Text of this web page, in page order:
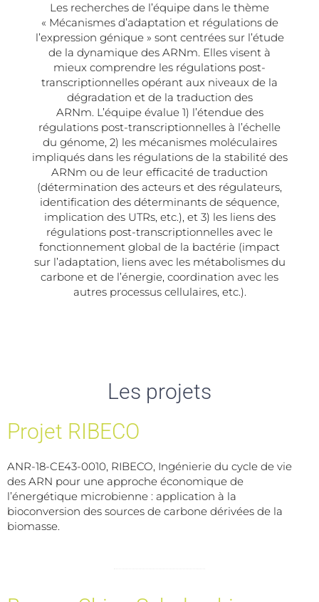
Les recherches de l’équipe dans le thème
« Mécanismes d’adaptation et régulations de
l’expression génique » sont centrées sur l’étude
de la dynamique des ARNm. Elles visent à
mieux comprendre les régulations post-
transcriptionnelles opérant aux niveaux de la
dégradation et de la traduction des
ARNm. L’équipe évalue 1) l’étendue des
régulations post-transcriptionnelles à l’échelle
du génome, 2) les mécanismes moléculaires
impliqués dans les régulations de la stabilité des
ARNm ou de leur efficacité de traduction
(détermination des acteurs et des régulateurs,
identification des déterminants de séquence,
implication des UTRs, etc.), et 3) les liens des
régulations post-transcriptionnelles avec le
fonctionnement global de la bactérie (impact
sur l’adaptation, liens avec les métabolismes du
carbone et de l’énergie, coordination avec les
autres processus cellulaires, etc.).
Les projets
Projet RIBECO
ANR-18-CE43-0010, RIBECO, Ingénierie du cycle de vie
des ARN pour une approche économique de
l’énergétique microbienne : application à la
bioconversion des sources de carbone dérivées de la
biomasse.